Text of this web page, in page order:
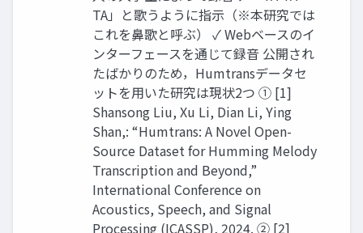
TA」と歌うように指示（※本研究では
これを鼻歌と呼ぶ） ✓ Webベースのイ
ンターフェースを通じて録音 公開され
たばかりのため，Humtransデータセ
ットを用いた研究は現状2つ ① [1]
Shansong Liu, Xu Li, Dian Li, Ying
Shan,: “Humtrans: A Novel Open-
Source Dataset for Humming Melody
Transcription and Beyond,”
International Conference on
Acoustics, Speech, and Signal
Processing (ICASSP), 2024. ② [2]